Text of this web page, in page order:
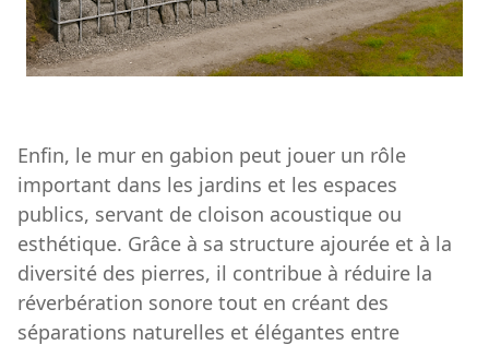
Enfin, le mur en gabion peut jouer un rôle
important dans les jardins et les espaces
publics, servant de cloison acoustique ou
esthétique. Grâce à sa structure ajourée et à la
diversité des pierres, il contribue à réduire la
réverbération sonore tout en créant des
séparations naturelles et élégantes entre